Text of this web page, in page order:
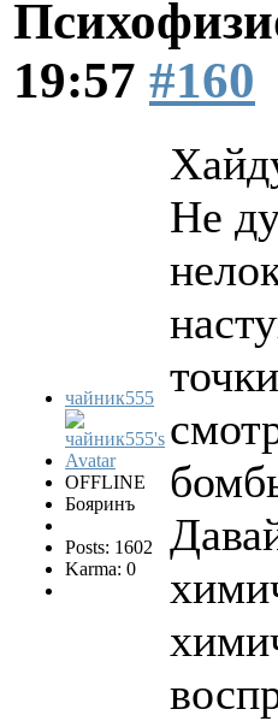
19:57 #160
чайник555
OFFLINE
Бояринъ
Posts: 1602
Karma: 0
Не